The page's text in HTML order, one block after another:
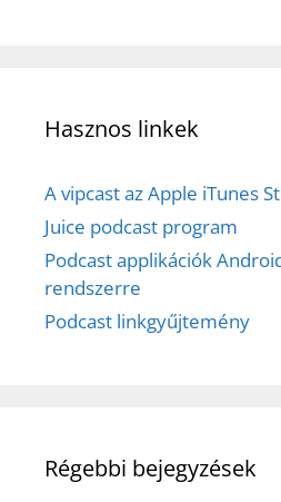
Hasznos linkek
A vipcast az Apple iTunes
Juice podcast program
Podcast applikációk
rendszerre
Podcast linkgyűjtemény
Régebbi bejegyzések